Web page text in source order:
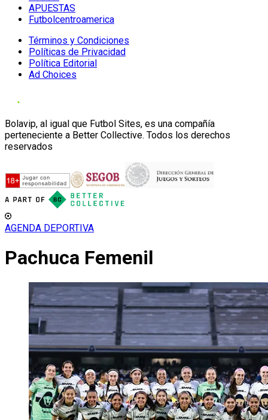
APUESTAS
Futbolcentroamerica
Términos y Condiciones
Políticas de Privacidad
Política Editorial
Ad Choices
Bolavip, al igual que Futbol Sites, es una compañía
perteneciente a Better Collective. Todos los derechos
reservados
AGENDA DEPORTIVA
Pachuca Femenil